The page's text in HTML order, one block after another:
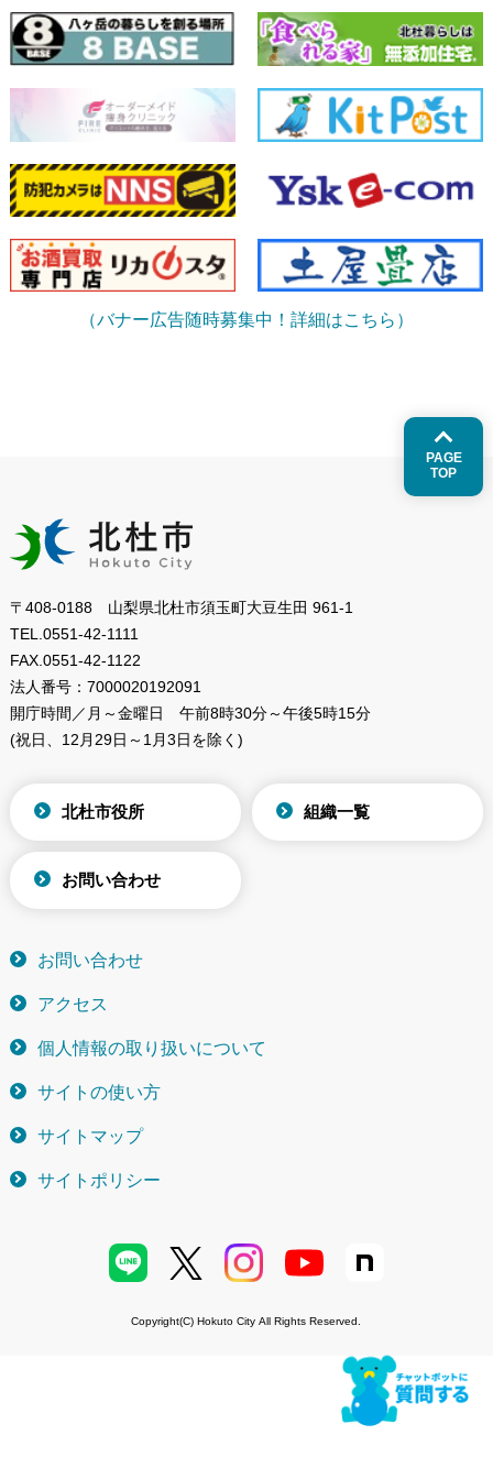
（バナー広告随時募集中！詳細はこちら）
PAGE
TOP
〒408-0188 山梨県北杜市須玉町大豆生田 961-1
TEL. 0551-42-1111
FAX. 0551-42-1122
法人番号： 7000020192091
開庁時間／月～金曜日
午前8時30分～午後5時15分
(祝日、12月29日～1月3日を除く)
北杜市役所 組織一覧
お問い合わせ
お問い合わせ
アクセス
個人情報の取り扱いについて
サイトの使い方
サイトマップ
サイトポリシー
Copyright(C) Hokuto City All Rights Reserved.